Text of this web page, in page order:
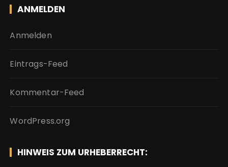
ANMELDEN
Anmelden
Eintrags-Feed
Kommentar-Feed
WordPress.org
HINWEIS ZUM URHEBERRECHT: